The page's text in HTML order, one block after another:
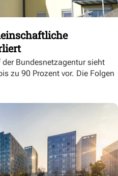
Bundesnetzagentur sieht
zu 90 Prozent vor. Die Folgen